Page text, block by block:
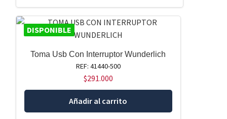
DISPONIBLE
Toma Usb Con Interruptor Wunderlich
REF: 41440-500
$291.000
Añadir al carrito